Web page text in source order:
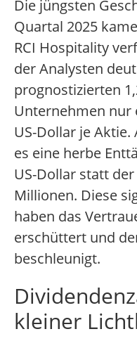
Die jüngsten
Quartal 2025
RCI Hospitality
der Analysten
prognostizierten
Unternehmen nur
US-Dollar je
es eine herbe
US-Dollar statt
Millionen. Diese
haben das
erschüttert und
beschleunigt.
kleiner